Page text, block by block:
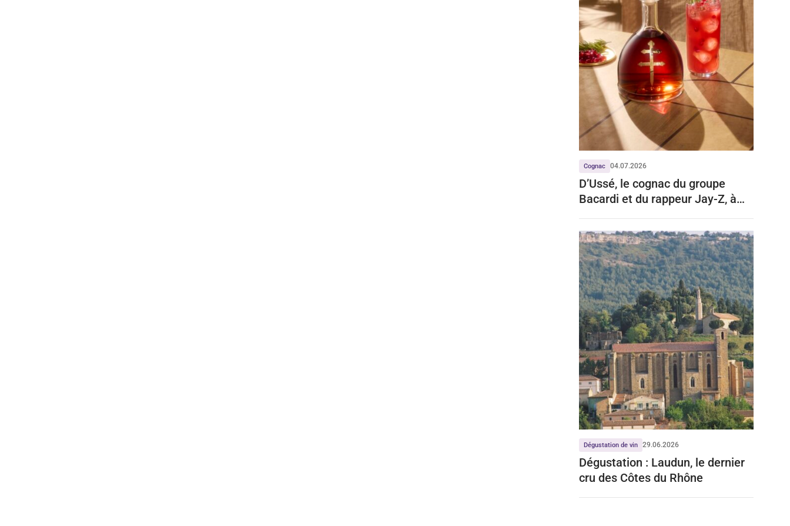
Cognac 04.07.2026
D’Ussé, le cognac du groupe
Bacardi et du rappeur Jay-Z, à
Dégustation de vin 29.06.2026
Dégustation : Laudun, le dernier
cru des Côtes du Rhône